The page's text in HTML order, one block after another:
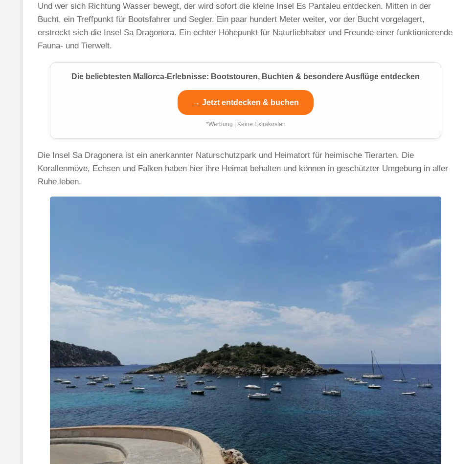
Und wer sich Richtung Wasser bewegt, der wird sofort die kleine Insel Es Pantaleu entdecken. Mitten in der
Bucht, ein Treffpunkt für Bootsfahrer und Segler. Ein paar hundert Meter weiter, vor der Bucht vorgelagert,
erstreckt sich die Insel Sa Dragonera. Ein echter Höhepunkt für Naturliebhaber und Freunde einer funktionierende
Fauna- und Tierwelt.
Die beliebtesten Mallorca-Erlebnisse: Bootstouren, Buchten & besondere Ausflüge entdecken
→ Jetzt entdecken & buchen
*Werbung | Keine Extrakosten
Die Insel Sa Dragonera ist ein anerkannter Naturschutzpark und Heimatort für heimische Tierarten. Die
Korallenmöve, Echsen und Falken haben hier ihre Heimat behalten und können in geschützter Umgebung in aller
Ruhe leben.